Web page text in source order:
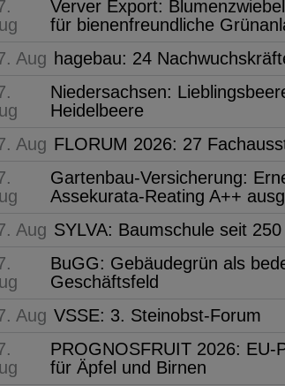
Verver Export:
für bienenfreundliche
Aug hagebau: 24
Niedersachsen:
Heidelbeere
Aug FLORUM 2026: 27
Gartenbau-Versicherung:
Assekurata-Reating A++
Aug SYLVA: Baumschule seit
BuGG: Gebäudegrün als
Geschäftsfeld
Aug VSSE: 3. Steinobst-Forum
PROGNOSFRUIT 2026: EU-
für Äpfel und Birnen